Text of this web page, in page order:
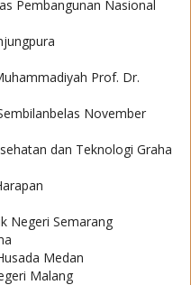
Pembangunan Nasional
Prof. Dr.
November
dan Teknologi Graha
Negeri Semarang
Medan
Malang